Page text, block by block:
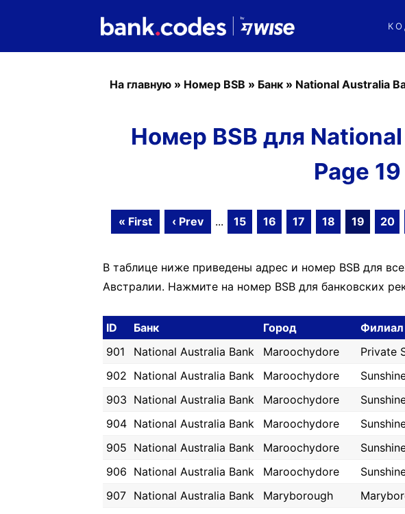
На главную » Номер BSB » Банк » National Australia
Номер BSB для
Page 19
« First ‹ Prev ... 15 16 17 18 19 20
В таблице ниже приведены адрес и номер BSB для
Австралии. Нажмите на номер BSB для банковских
ID Банк Город Филиал
901
National Australia Bank Maroochydore Private
902 National Australia Bank Maroochydore
903 National Australia Bank Maroochydore
904 National Australia Bank Maroochydore
905 National Australia Bank Maroochydore
906 National Australia Bank Maroochydore
907 National Australia Bank Maryborough